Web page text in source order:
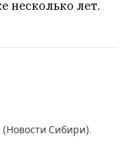
несколько лет.
Сибири).